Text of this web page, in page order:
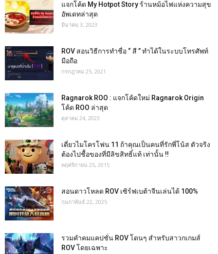
แจกโค้ด My Hotpot Story ร้านหม้อไฟแห่งความสุข
อัพเดทล่าสุด
มีนาคม 3, 2023
ROV สอนวิธีการทำชื่อ “ สี ” ทำได้ในระบบโทรศัพท์
มือถือ
กรกฎาคม 25, 2021
Ragnarok ROO : แจกโค้ดใหม่ Ragnarok Origin
โค้ด ROO ล่าสุด
ตุลาคม 24, 2023
เดี่ยวไมโครโฟน 11 ถ้าคุณเป็นคนที่รักพี่โน้ส ตัวจริง
ต้องไปชื้อของที่มีลิขสิทธิ์แท้ เท่านั้น !!
พฤศจิกายน 25, 2015
สอนดาวโหลด ROV เซิร์ฟเบต้าจีนเล่นได้ 100%
กุมภาพันธ์ 22, 2025
รวมคำคมแคปชั่น ROV โดนๆ สำหรับสาวกเกมส์
ROV โดยเฉพาะ